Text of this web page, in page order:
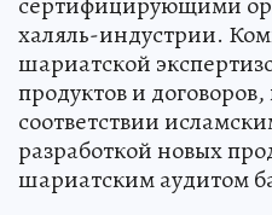
халяль-индустрии.
шариатской
продуктов и
соответствии
разработкой новых
шариатским аудитом